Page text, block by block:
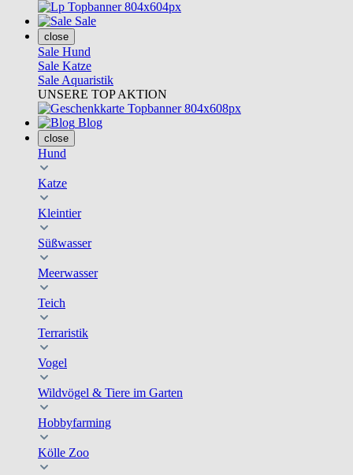
Sale
close
Sale Hund
Sale Katze
Sale Aquaristik
UNSERE TOP AKTION
Blog
close
Hund
Katze
Kleintier
Süßwasser
Meerwasser
Teich
Terraristik
Vogel
Wildvögel & Tiere im Garten
Hobbyfarming
Kölle Zoo